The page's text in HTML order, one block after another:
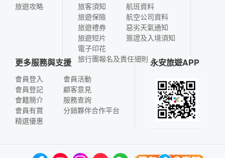
旅遊攻略
旅客須知
旅遊保險
旅遊禮券
旅遊短片
電子印花
航班資料
航空公司資料
惡劣天氣通知
簽證及入境須知
旅行團報名及責任細則
更多服務與支援
會員登入
會員登記
會籍簡介
會員有賞
精選優惠
會員活動
顧客意見
服務查詢
分銷夥伴合作平台
永安旅遊APP